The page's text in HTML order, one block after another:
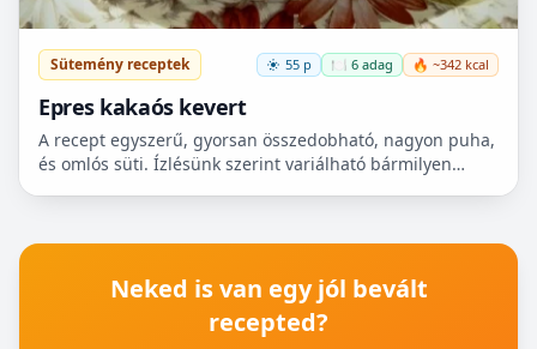
Sütemény receptek 55 p 🍽️ 6 adag 🔥 ~342 kcal
Epres kakaós kevert
A recept egyszerű, gyorsan összedobható, nagyon puha,
és omlós süti. Ízlésünk szerint variálható bármilyen
Neked is van egy jól bevált
recepted?